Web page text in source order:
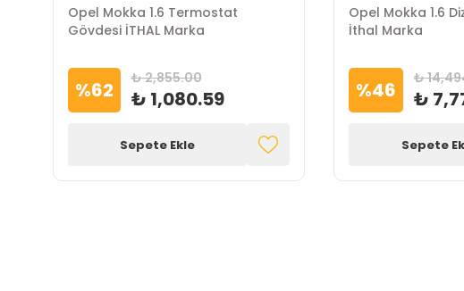
Opel Mokka 1.6 Termostat
Gövdesi İTHAL Marka
%62 ₺ 2,855.00
₺ 1,080.59
Sepete Ekle
Opel Mokka 1.6
İthal Marka
%46 ₺
₺
Sepete